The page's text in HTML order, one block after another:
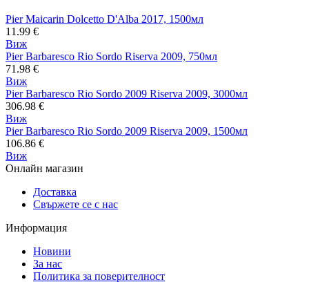
Pier Maicarin Dolcetto D'Alba 2017, 1500мл
11.99 €
Виж
Pier Barbaresco Rio Sordo Riserva 2009, 750мл
71.98 €
Виж
Pier Barbaresco Rio Sordo 2009 Riserva 2009, 3000мл
306.98 €
Виж
Pier Barbaresco Rio Sordo 2009 Riserva 2009, 1500мл
106.86 €
Виж
Онлайн магазин
Доставка
Свържете се с нас
Информация
Новини
За нас
Политика за поверителност